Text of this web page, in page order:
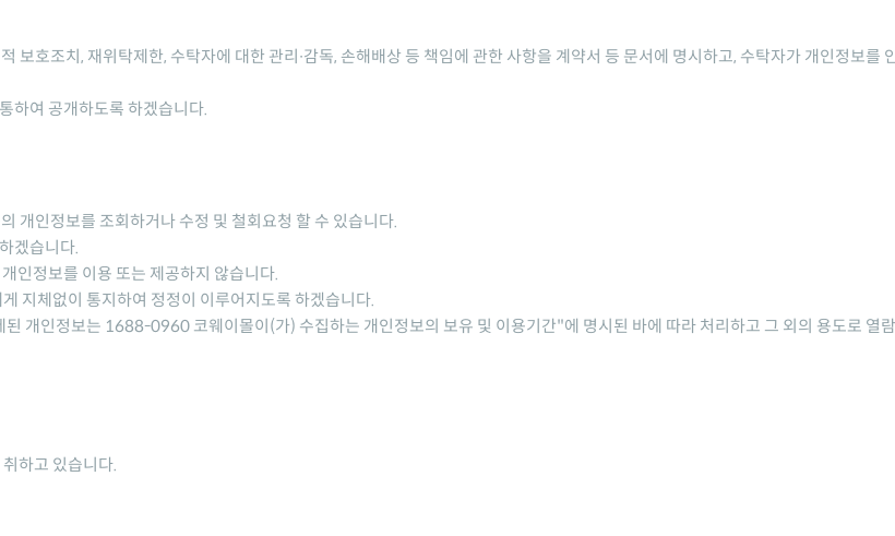
보호조치, 재위탁제한, 수탁자에 대한 관리∙감독, 손해배상 등 책임에 관한 사항을 계약서 등 문서에 명시하고, 수탁자가 개인정보를
하여 공개하도록 하겠습니다.
개인정보를 조회하거나 수정 및 철회요청 할 수 있습니다.
겠습니다.
인정보를 이용 또는 제공하지 않습니다.
지체없이 통지하여 정정이 이루어지도록 하겠습니다.
된 개인정보는 1688-0960 코웨이몰이(가) 수집하는 개인정보의 보유 및 이용기간"에 명시된 바에 따라 처리하고 그 외의 용도로 열
하고 있습니다.